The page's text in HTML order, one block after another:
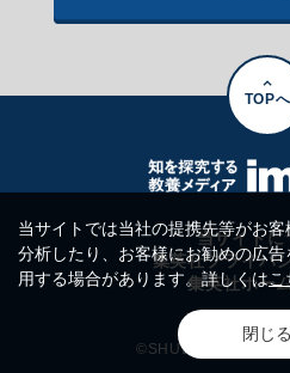
TOPへ
当サイトに
集英社プライバ
集英社ホー
©SHUEISHA Inc. All
当サイトでは当社の提携先等がお
分析したり、お客様にお勧めの広
用する場合があります。詳しくはこ
閉じる